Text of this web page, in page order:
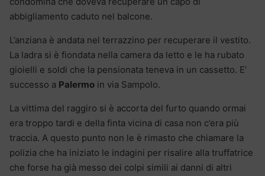
abbigliamento caduto nel balcone.
L’anziana è andata nel terrazzino per recuperare il vestito.
La ladra si è fiondata nella camera da letto e le ha rubato
gioielli e soldi che la pensionata teneva in un cassetto. E’
successo a Palermo in via Sampolo.
La vittima del raggiro si è accorta del furto quando ormai
era troppo tardi e della finta vicina di casa non c’era più
traccia. A questo punto non le è rimasto che chiamare la
polizia che ha iniziato le indagini per risalire alla truffatrice
che forse ha già messo dei colpi simili ai danni di altri